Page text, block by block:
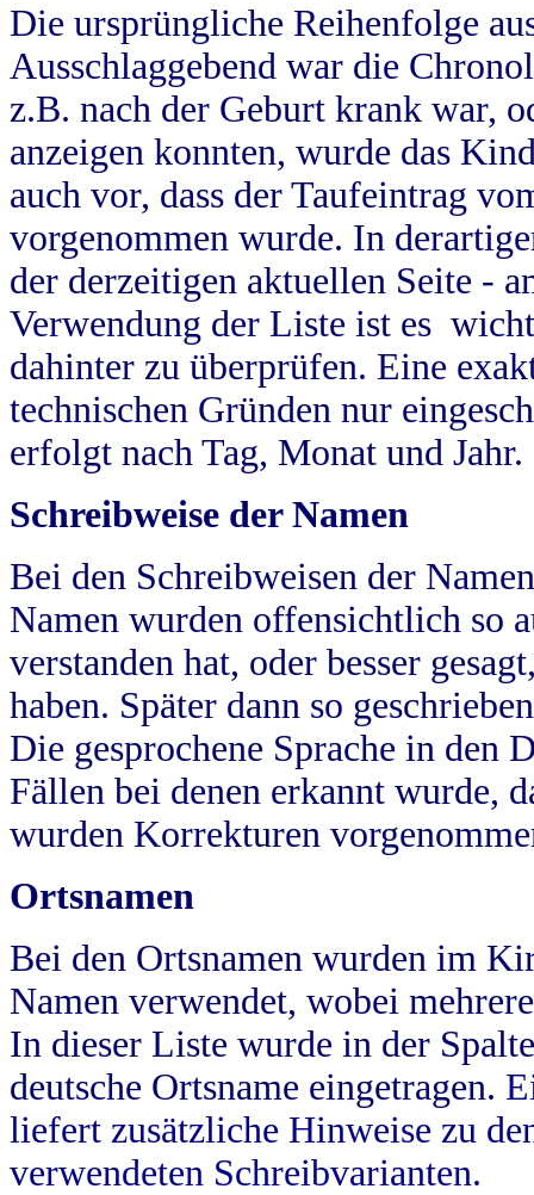
Die ursprüngliche Reihenfolge
Ausschlaggebend war die
z.B. nach der Geburt krank war,
anzeigen konnten, wurde das
auch vor, dass der Taufeintrag
vorgenommen wurde. In
der derzeitigen aktuellen Seite -
Verwendung der Liste ist es
dahinter zu überprüfen. Eine
technischen Gründen nur
erfolgt nach Tag, Monat und Jahr.
Schreibweise der Namen
Bei den Schreibweisen der
Namen wurden offensichtlich so
verstanden hat, oder besser
haben. Später dann so
Die gesprochene Sprache in
Fällen bei denen erkannt wurde,
wurden Korrekturen
Ortsnamen
Bei den Ortsnamen wurden im
Namen verwendet, wobei
In dieser Liste wurde in der
deutsche Ortsname eingetragen.
liefert zusätzliche Hinweise zu
verwendeten Schreibvarianten.